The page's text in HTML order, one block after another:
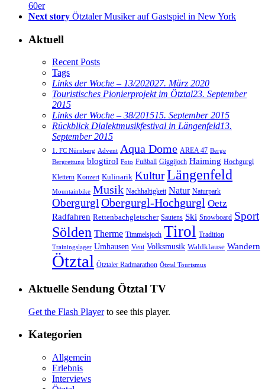
60er
Next story Ötztaler Musiker auf Gastspiel in New York
Aktuell
Recent Posts
Tags
Links der Woche – 13/202027. März 2020
Touristisches Pionierprojekt im Ötztal23. September
2015
Links der Woche – 38/201515. September 2015
Rückblick Dialektmusikfestival in Längenfeld13.
September 2015
1. FC Nürnberg Advent Aqua Dome AREA 47 Berge
Bergrettung blogtirol Foto Fußball Giggijoch Haiming Hochgurgl
Klettern Konzert Kulinarik KulturLängenfeld
Mountainbike Musik Nachhaltigkeit Natur Naturpark
ObergurglObergurgl-Hochgurgl Oetz
Radfahren Rettenbachgletscher Sautens Ski Snowboard Sport
Sölden Therme Timmelsjoch Tirol Tradition
Trainingslager Umhausen Vent Volksmusik Waldklause Wandern
Ötztal Ötztaler Radmarathon Ötztal Tourismus
Aktuelle Sendung Ötztal TV
Get the Flash Playerto see this player.
Kategorien
Allgemein
Erlebnis
Interviews